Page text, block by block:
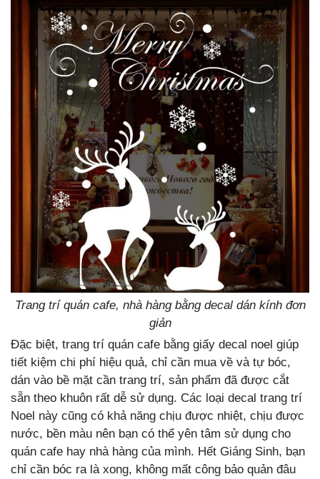
Trang trí quán cafe, nhà hàng bằng decal dán kính đơn
giản
Đặc biệt, trang trí quán cafe bằng giấy decal noel giúp
tiết kiệm chi phí hiệu quả, chỉ cần mua về và tự bóc,
dán vào bề mặt cần trang trí, sản phẩm đã được cắt
sẵn theo khuôn rất dễ sử dụng. Các loại decal trang trí
Noel này cũng có khả năng chịu được nhiệt, chịu được
nước, bền màu nên bạn có thể yên tâm sử dụng cho
quán cafe hay nhà hàng của mình. Hết Giáng Sinh, bạn
chỉ cần bóc ra là xong, không mất công bảo quản đâu